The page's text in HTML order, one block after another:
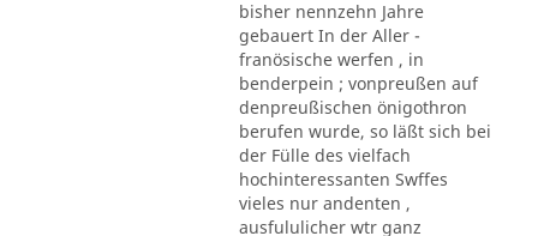
bisher nennzehn Jahre
gebauert In der Aller -
franösische werfen , in
benderpein ; vonpreußen auf
denpreußischen önigothron
berufen wurde, so läßt sich bei
der Fülle des vielfach
hochinteressanten Swffes
vieles nur andenten ,
ausfululicher wtr ganz